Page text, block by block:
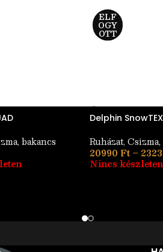
bakancs
ELF
OGY
OTT
Delphin SnowTEX
Ruházat,
20990 Ft –
Nincs készleten